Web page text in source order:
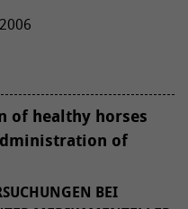
of healthy horses
of
BEI